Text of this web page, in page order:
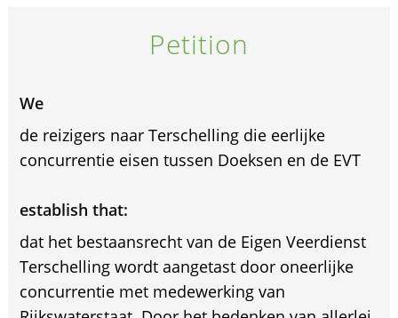
Petition
We
de reizigers naar Terschelling die eerlijke
concurrentie eisen tussen Doeksen en de EVT
establish that:
dat het bestaansrecht van de Eigen Veerdienst
Terschelling wordt aangetast door oneerlijke
concurrentie met medewerking van